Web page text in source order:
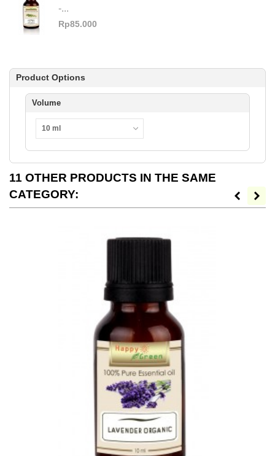
-...
Rp85.000
Product Options
Volume
10 ml
11 OTHER PRODUCTS IN THE SAME
CATEGORY: